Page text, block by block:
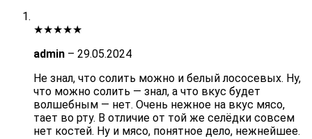
★★★★★
admin – 29.05.2024
Не знал, что солить можно и белый лососевых. Ну,
что можно солить — знал, а что вкус будет
волшебным — нет. Очень нежное на вкус мясо,
тает во рту. В отличие от той же селёдки совсем
нет костей. Ну и мясо, понятное дело, нежнейшее.